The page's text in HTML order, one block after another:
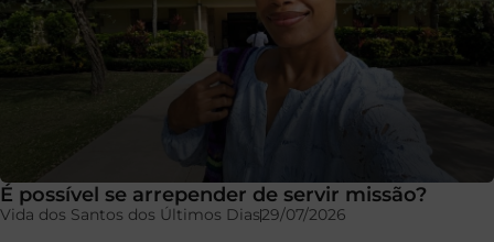
É possível se arrepender de servir missão?
Vida dos Santos dos Últimos Dias29/07/2026